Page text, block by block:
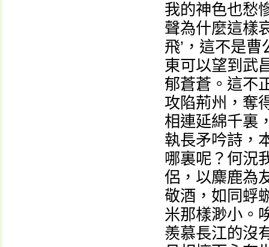
我的神色也愁
聲為什麼這樣
飛’，這不是
東可以望到武
郁蒼蒼。這不
攻陷荊州，奪
相連延綿千裏
執長矛吟詩，
哪裏呢？何況
侶，以麋鹿為
敬酒，如同蜉
米那樣渺小。
羨慕長江的沒